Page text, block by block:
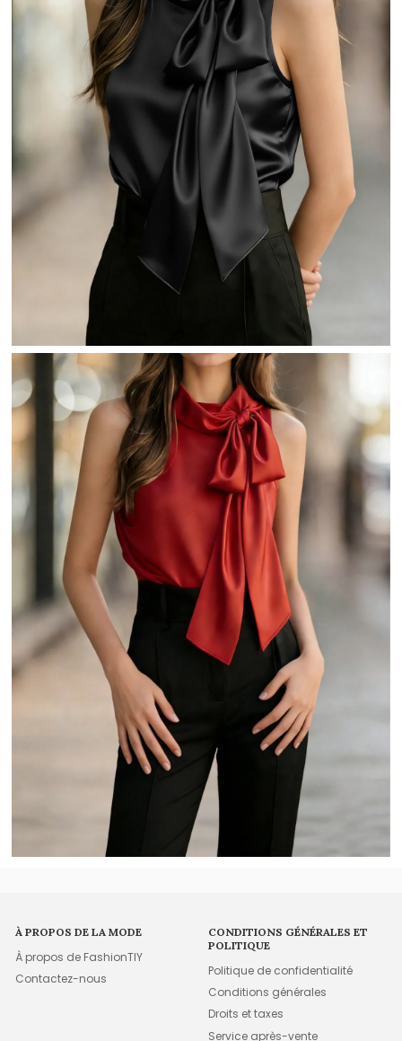
À PROPOS DE LA MODE
À propos de FashionTIY
Contactez-nous
CONDITIONS GÉNÉRALES ET
POLITIQUE
Politique de confidentialité
Conditions générales
Droits et taxes
Service après-vente